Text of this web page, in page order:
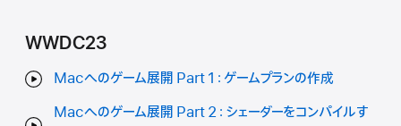
WWDC23
Macへのゲーム展開 Part 1：ゲームプランの作成
Macへのゲーム展開 Part 2：シェーダーをコンパイルす